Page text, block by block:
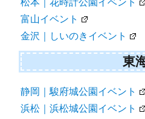
松本｜花時計公園イベント
富山イベント
金沢｜しいのきイベント
東
静岡｜駿府城公園イベント
浜松｜浜松城公園イベント